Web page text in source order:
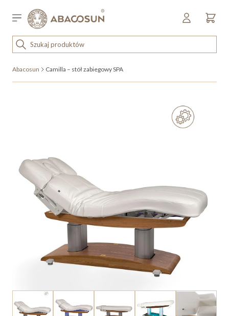
Sklep detaliczny
OUTLET
KOSMETYKI
Abacosun Camilla – stół zabiegowy SPA